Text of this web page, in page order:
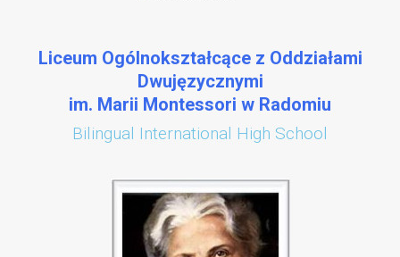
Liceum Ogólnokształcące z Oddziałami
Dwujęzycznymi
im. Marii Montessori w Radomiu
Bilingual International High School